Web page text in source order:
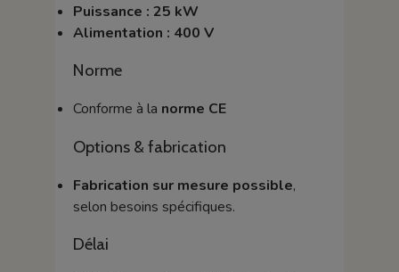
Puissance : 25 kW
Alimentation : 400 V
Norme
Conforme à la norme CE
Options & fabrication
Fabrication sur mesure possible,
selon besoins spécifiques.
Délai